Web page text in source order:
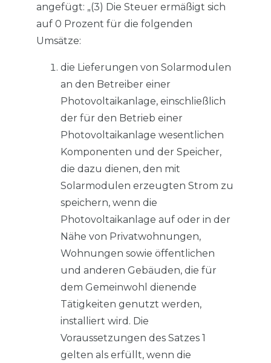
angefügt: „(3) Die Steuer ermäßigt sich
auf 0 Prozent für die folgenden
Umsätze:
die Lieferungen von Solarmodulen
an den Betreiber einer
Photovoltaikanlage, einschließlich
der für den Betrieb einer
Photovoltaikanlage wesentlichen
Komponenten und der Speicher,
die dazu dienen, den mit
Solarmodulen erzeugten Strom zu
speichern, wenn die
Photovoltaikanlage auf oder in der
Nähe von Privatwohnungen,
Wohnungen sowie öffentlichen
und anderen Gebäuden, die für
dem Gemeinwohl dienende
Tätigkeiten genutzt werden,
installiert wird. Die
Voraussetzungen des Satzes 1
gelten als erfüllt, wenn die